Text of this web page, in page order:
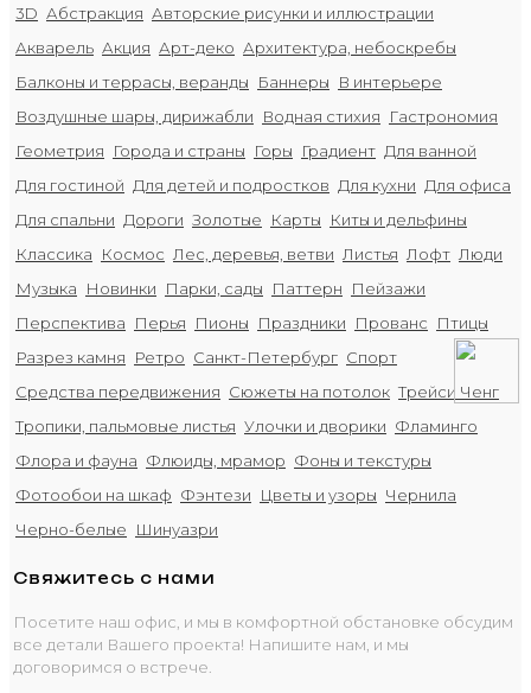
3D Абстракция Авторские рисунки и иллюстрации
Акварель Акция Арт-деко Архитектура, небоскребы
Балконы и террасы, веранды
Баннеры
В интерьере
Воздушные шары, дирижабли
Водная стихия
Гастрономия
Геометрия
Города и страны Горы Градиент Для ванной
Для гостиной Для детей и подростков Для кухни Для офиса
Для спальни Дороги Золотые Карты
Киты и дельфины
Классика
Космос Лес, деревья, ветви Листья Лофт Люди
Музыка
Новинки Парки, сады Паттерн
Пейзажи
Перспектива
Перья Пионы Праздники Прованс
Птицы
Разрез камня
Ретро Санкт-Петербург Спорт
Средства передвижения Сюжеты на потолок Трейси Ченг
Тропики, пальмовые листья Улочки и дворики Фламинго
Флора и фауна Флюиды, мрамор Фоны и текстуры
Фотообои на шкаф Фэнтези Цветы и узоры Чернила
Черно-белые
Шинуазри
Свяжитесь с нами
Посетите наш офис, и мы в комфортной обстановке обсудим
все детали Вашего проекта! Напишите нам, и мы
договоримся о встрече.